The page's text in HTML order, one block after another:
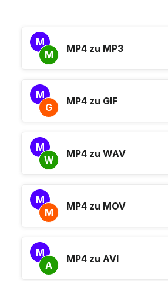
M
M
MP4 zu MP3
M
G
MP4 zu GIF
M
W
MP4 zu WAV
M
M
MP4 zu MOV
M
A
MP4 zu AVI